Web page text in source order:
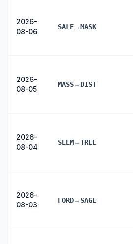
2026-
08-06
SALE→MASK
2026-
08-05
MASS→ DIST
2026-
08-04
SEEM→TREE
2026-
08-03
FORD→ SAGE